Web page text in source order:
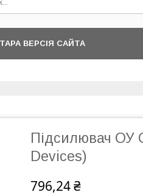
ВЕРСІЯ САЙТА
Підсилювач ОУ
Devices)
796,24 ₴